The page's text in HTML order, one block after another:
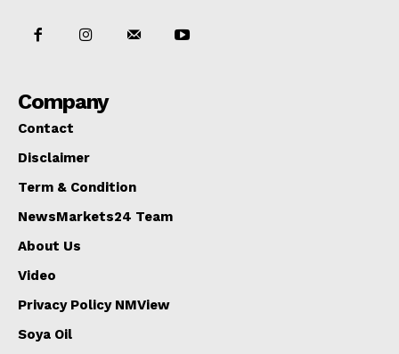
Company
Contact
Disclaimer
Term & Condition
NewsMarkets24 Team
About Us
Video
Privacy Policy NMView
Soya Oil